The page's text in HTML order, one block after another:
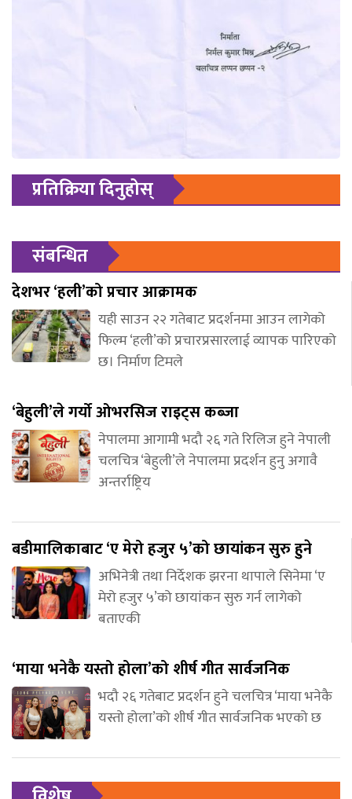
प्रतिक्रिया दिनुहोस्
संबन्धित
देशभर ‘हली’को प्रचार आक्रामक
यही साउन २२ गतेबाट प्रदर्शनमा आउन लागेको
फिल्म ‘हली’को प्रचारप्रसारलाई व्यापक पारिएको
छ। निर्माण टिमले
‘बेहुली’ले गर्यो ओभरसिज राइट्स कब्जा
नेपालमा आगामी भदौ २६ गते रिलिज हुने नेपाली
चलचित्र ‘बेहुली’ले नेपालमा प्रदर्शन हुनु अगावै
अन्तर्राष्ट्रिय
बडीमालिकाबाट ‘ए मेरो हजुर ५’को छायांकन सुरु हुने
अभिनेत्री तथा निर्देशक झरना थापाले सिनेमा ‘ए
मेरो हजुर ५’को छायांकन सुरु गर्न लागेको
बताएकी
‘माया भनेकै यस्तो होला’को शीर्ष गीत सार्वजनिक
भदौ २६ गतेबाट प्रदर्शन हुने चलचित्र ‘माया भनेकै
यस्तो होला’को शीर्ष गीत सार्वजनिक भएको छ